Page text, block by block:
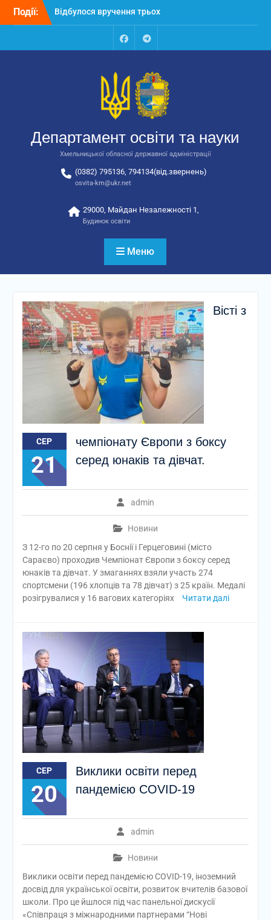
Перейти
Події:
Відбулося засідання
колегії Департаменту
освіти та науки обласної
державної адміністрації
відповідальних за
національно-патріотичне
автобусів для потреб
закладів освіти
FacebookTalegram
Департамент освіти та науки
Хмельницької обласної державної адміністрації
(0382) 795136, 794134(від.звернень)
osvita-km@ukr.net
29000, Майдан Незалежності 1,
Будинок освіти
Меню
СЕР
21
Вісті з
чемпіонату Європи з боксу
серед юнаків та дівчат.
admin
Новини
З 12-го по 20 серпня у Боснії і Герцеговині (місто
Сараєво) проходив Чемпіонат Європи з боксу серед
юнаків та дівчат. У змаганнях взяли участь 274
спортсмени (196 хлопців та 78 дівчат) з 25 країн. Медалі
розігрувалися у 16 вагових категоріях
Читати далі
СЕР
20
Виклики освіти перед
пандемією COVID-19
admin
Новини
Виклики освіти перед пандемією COVID-19, іноземний
досвід для української освіти, розвиток вчителів базової
школи. Про це йшлося під час панельної дискусії
«Співпраця з міжнародними партнерами “Нові